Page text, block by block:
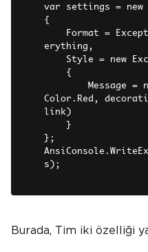
var settings = new
{
erything,
Color.Red,
link)
};
s);
Burada, Tim iki özelliği